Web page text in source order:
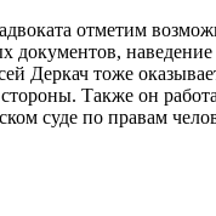
отметим
документов,
Деркач тоже
стороны. Также он
суде по правам